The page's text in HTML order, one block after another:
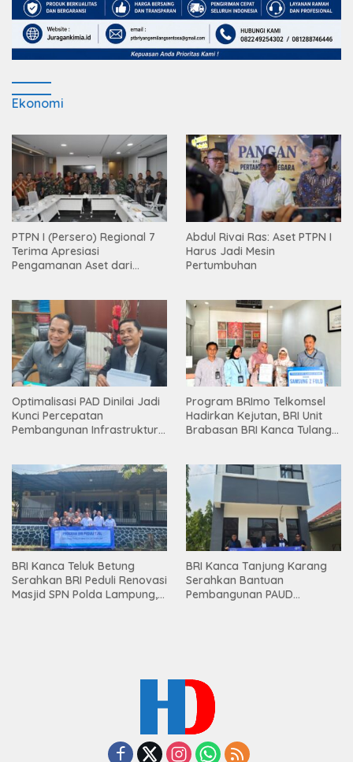
Ekonomi
PTPN I (Persero) Regional 7
Terima Apresiasi
Pengamanan Aset dari
Abdul Rivai Ras: Aset PTPN I
Harus Jadi Mesin
Pertumbuhan
Optimalisasi PAD Dinilai Jadi
Kunci Percepatan
Pembangunan Infrastruktur
Program BRImo Telkomsel
Hadirkan Kejutan, BRI Unit
Brabasan BRI Kanca Tulang
Mesuji
BRI Kanca Teluk Betung
Serahkan BRI Peduli Renovasi
Masjid SPN Polda Lampung,
BRI Kanca Tanjung Karang
Serahkan Bantuan
Pembangunan PAUD